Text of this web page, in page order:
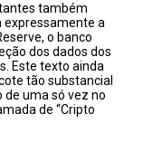
também
expressamente a
o banco
dos dados dos
Este texto ainda
tão substancial
uma só vez no
de “Cripto